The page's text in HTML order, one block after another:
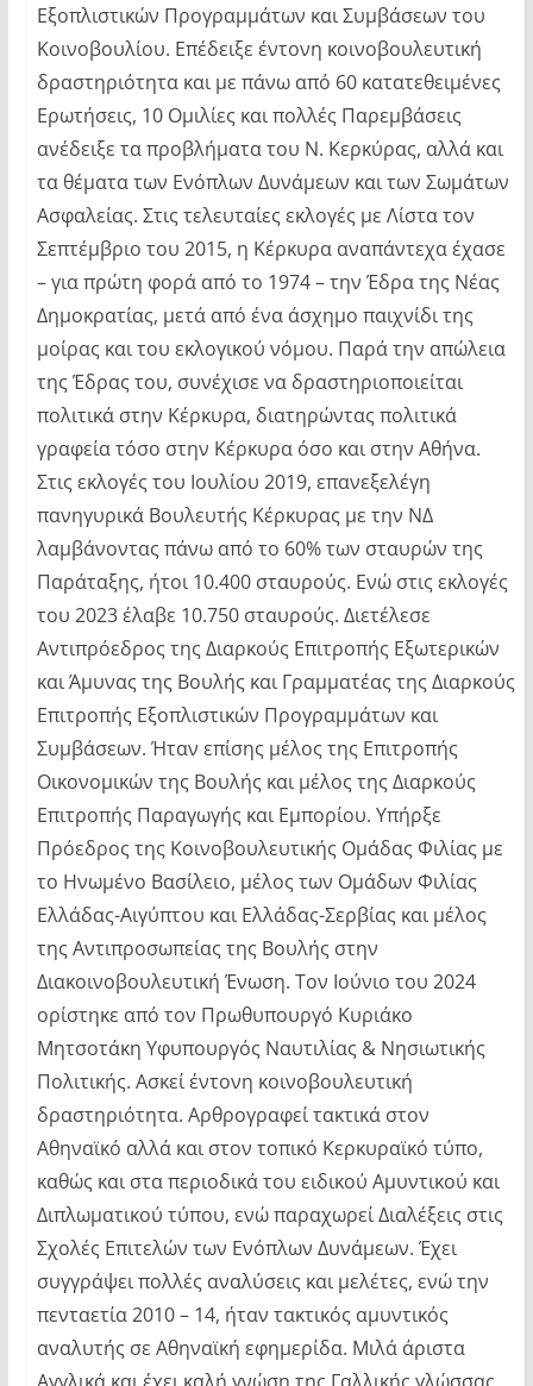
Εξοπλιστικών Προγραμμάτων και Συμβάσεων του
Κοινοβουλίου. Επέδειξε έντονη κοινοβουλευτική
δραστηριότητα και με πάνω από 60 κατατεθειμένες
Ερωτήσεις, 10 Ομιλίες και πολλές Παρεμβάσεις
ανέδειξε τα προβλήματα του Ν. Κερκύρας, αλλά και
τα θέματα των Ενόπλων Δυνάμεων και των Σωμάτων
Ασφαλείας. Στις τελευταίες εκλογές με Λίστα τον
Σεπτέμβριο του 2015, η Κέρκυρα αναπάντεχα έχασε
– για πρώτη φορά από το 1974 – την Έδρα της Νέας
Δημοκρατίας, μετά από ένα άσχημο παιχνίδι της
μοίρας και του εκλογικού νόμου. Παρά την απώλεια
της Έδρας του, συνέχισε να δραστηριοποιείται
πολιτικά στην Κέρκυρα, διατηρώντας πολιτικά
γραφεία τόσο στην Κέρκυρα όσο και στην Αθήνα.
Στις εκλογές του Ιουλίου 2019, επανεξελέγη
πανηγυρικά Βουλευτής Κέρκυρας με την ΝΔ
λαμβάνοντας πάνω από το 60% των σταυρών της
Παράταξης, ήτοι 10.400 σταυρούς. Ενώ στις εκλογές
του 2023 έλαβε 10.750 σταυρούς. Διετέλεσε
Αντιπρόεδρος της Διαρκούς Επιτροπής Εξωτερικών
και Άμυνας της Βουλής και Γραμματέας της Διαρκούς
Επιτροπής Εξοπλιστικών Προγραμμάτων και
Συμβάσεων. Ήταν επίσης μέλος της Επιτροπής
Οικονομικών της Βουλής και μέλος της Διαρκούς
Επιτροπής Παραγωγής και Εμπορίου. Υπήρξε
Πρόεδρος της Κοινοβουλευτικής Ομάδας Φιλίας με
το Ηνωμένο Βασίλειο, μέλος των Ομάδων Φιλίας
Ελλάδας-Αιγύπτου και Ελλάδας-Σερβίας και μέλος
της Αντιπροσωπείας της Βουλής στην
Διακοινοβουλευτική Ένωση. Τον Ιούνιο του 2024
ορίστηκε από τον Πρωθυπουργό Κυριάκο
Μητσοτάκη Υφυπουργός Ναυτιλίας & Νησιωτικής
Πολιτικής. Ασκεί έντονη κοινοβουλευτική
δραστηριότητα. Αρθρογραφεί τακτικά στον
Αθηναϊκό αλλά και στον τοπικό Κερκυραϊκό τύπο,
καθώς και στα περιοδικά του ειδικού Αμυντικού και
Διπλωματικού τύπου, ενώ παραχωρεί Διαλέξεις στις
Σχολές Επιτελών των Ενόπλων Δυνάμεων. Έχει
συγγράψει πολλές αναλύσεις και μελέτες, ενώ την
πενταετία 2010 – 14, ήταν τακτικός αμυντικός
αναλυτής σε Αθηναϊκή εφημερίδα. Μιλά άριστα
Αγγλικά και έχει καλή γνώση της Γαλλικής γλώσσας.